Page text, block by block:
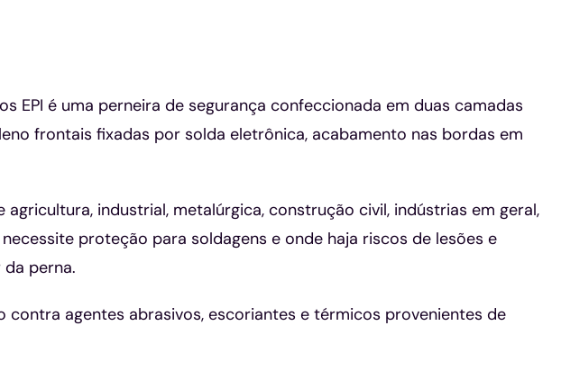
EPI é uma perneira de segurança confeccionada em duas camadas
frontais fixadas por solda eletrônica, acabamento nas bordas em
agricultura, industrial, metalúrgica, construção civil, indústrias em geral,
proteção para soldagens e onde haja riscos de lesões e
perna.
contra agentes abrasivos, escoriantes e térmicos provenientes de